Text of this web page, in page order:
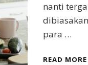
nanti
para …
READ MORE